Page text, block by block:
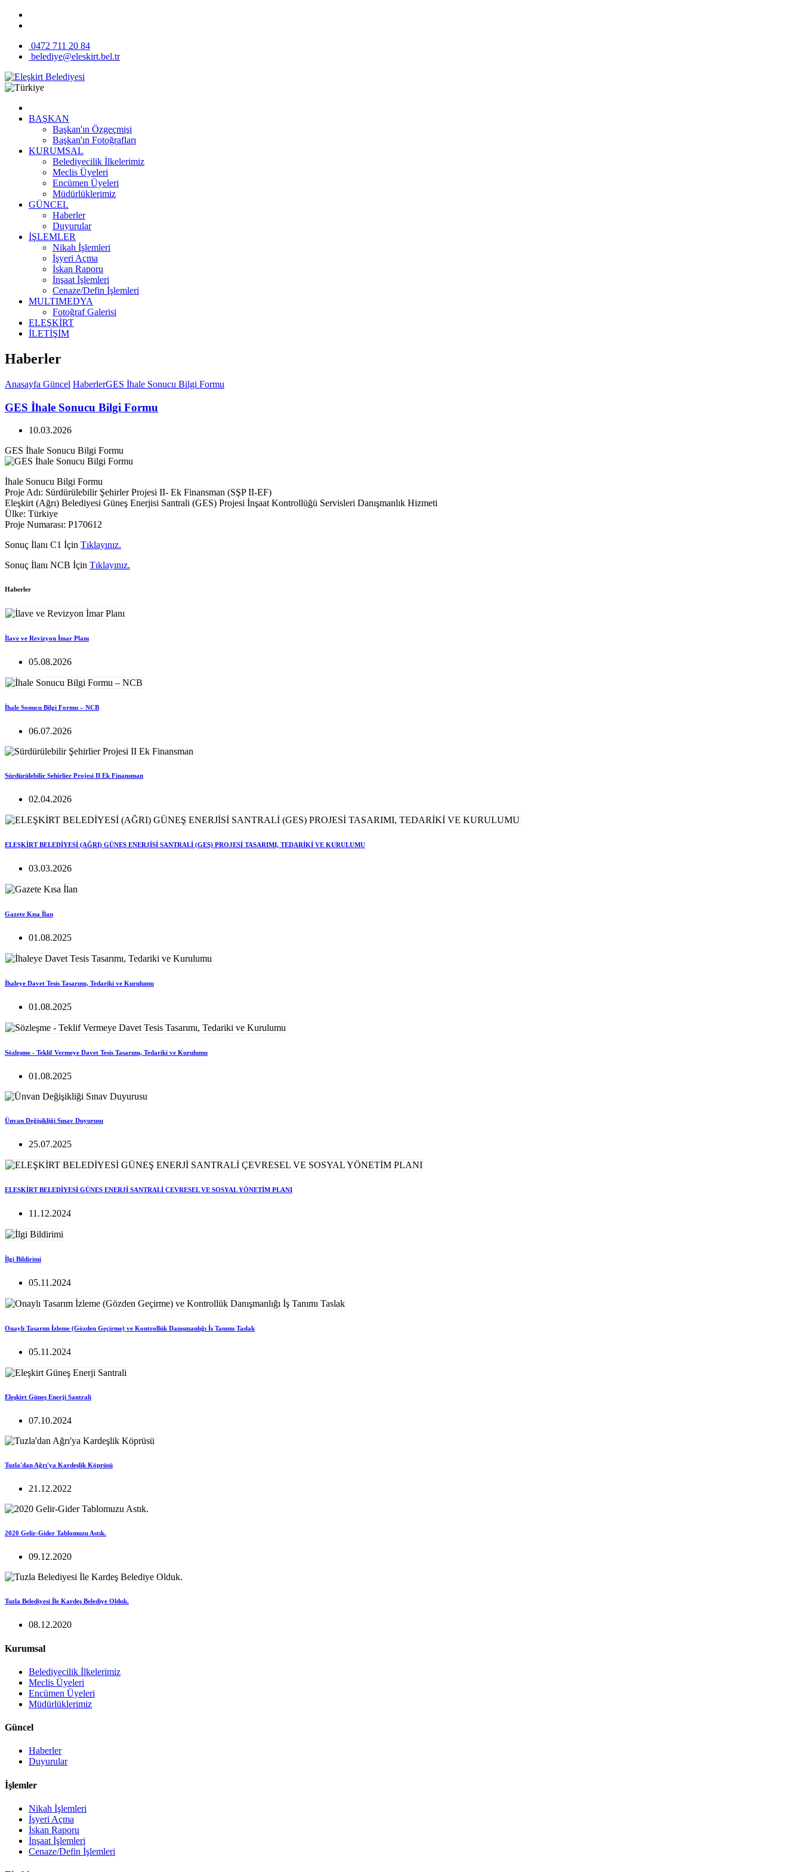
0472 711 20 84
belediye@eleskirt.bel.tr
BAŞKAN
Başkan'ın Özgeçmişi
Başkan'ın Fotoğrafları
KURUMSAL
Belediyecilik İlkelerimiz
Meclis Üyeleri
Encümen Üyeleri
Müdürlüklerimiz
GÜNCEL
Haberler
Duyurular
İŞLEMLER
Nikah İşlemleri
İşyeri Açma
İskan Raporu
İnşaat İşlemleri
Cenaze/Defin İşlemleri
MULTIMEDYA
Fotoğraf Galerisi
ELEŞKİRT
İLETİŞİM
Haberler
Anasayfa Güncel HaberlerGES İhale Sonucu Bilgi Formu
GES İhale Sonucu Bilgi Formu
10.03.2026
GES İhale Sonucu Bilgi Formu
İhale Sonucu Bilgi Formu
Proje Adı: Sürdürülebilir Şehirler Projesi II- Ek Finansman (SŞP II-EF)
Eleşkirt (Ağrı) Belediyesi Güneş Enerjisi Santrali (GES) Projesi İnşaat Kontrollüğü Servisleri Danışmanlık Hizmeti
Ülke: Türkiye
Proje Numarası: P170612
Sonuç İlanı C1 İçin Tıklayınız.
Sonuç İlanı NCB İçin Tıklayınız.
Haberler
İlave ve Revizyon İmar Planı
05.08.2026
İhale Sonucu Bilgi Formu – NCB
06.07.2026
Sürdürülebilir Şehirlier Projesi II Ek Finansman
02.04.2026
ELEŞKİRT BELEDİYESİ (AĞRI) GÜNEŞ ENERJİSİ SANTRALİ (GES) PROJESİ TASARIMI, TEDARİKİ VE KURULUMU
03.03.2026
Gazete Kısa İlan
01.08.2025
İhaleye Davet Tesis Tasarımı, Tedariki ve Kurulumu
01.08.2025
Sözleşme - Teklif Vermeye Davet Tesis Tasarımı, Tedariki ve Kurulumu
01.08.2025
Ünvan Değişikliği Sınav Duyurusu
25.07.2025
ELEŞKİRT BELEDİYESİ GÜNEŞ ENERJİ SANTRALİ ÇEVRESEL VE SOSYAL YÖNETİM PLANI
11.12.2024
İlgi Bildirimi
05.11.2024
Onaylı Tasarım İzleme (Gözden Geçirme) ve Kontrollük Danışmanlığı İş Tanımı Taslak
05.11.2024
Eleşkirt Güneş Enerji Santrali
07.10.2024
Tuzla'dan Ağrı'ya Kardeşlik Köprüsü
21.12.2022
2020 Gelir-Gider Tablomuzu Astık.
09.12.2020
Tuzla Belediyesi İle Kardeş Belediye Olduk.
08.12.2020
Kurumsal
Belediyecilik İlkelerimiz
Meclis Üyeleri
Encümen Üyeleri
Müdürlüklerimiz
Güncel
Haberler
Duyurular
İşlemler
Nikah İşlemleri
İşyeri Açma
İskan Raporu
İnşaat İşlemleri
Cenaze/Defin İşlemleri